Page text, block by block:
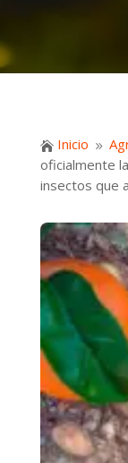
 Inicio 9
oficialmente
insectos que